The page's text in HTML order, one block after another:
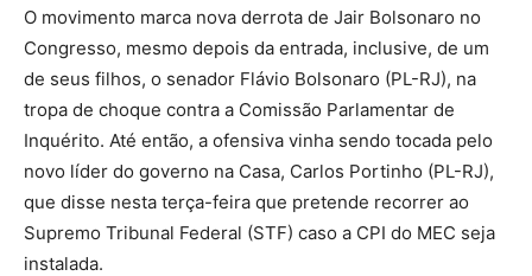
O movimento marca nova derrota de Jair Bolsonaro no
Congresso, mesmo depois da entrada, inclusive, de um
de seus filhos, o senador Flávio Bolsonaro (PL-RJ), na
tropa de choque contra a Comissão Parlamentar de
Inquérito. Até então, a ofensiva vinha sendo tocada pelo
novo líder do governo na Casa, Carlos Portinho (PL-RJ),
que disse nesta terça-feira que pretende recorrer ao
Supremo Tribunal Federal (STF) caso a CPI do MEC seja
instalada.